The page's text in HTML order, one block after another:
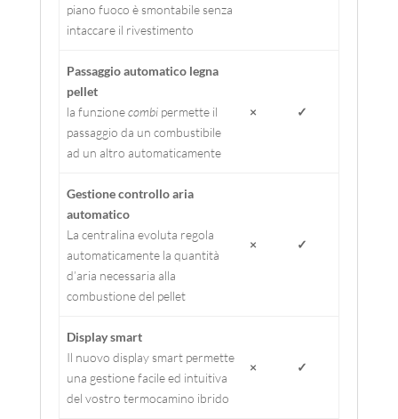
piano fuoco è smontabile senza
intaccare il rivestimento
Passaggio automatico legna
pellet
la funzionecombi permette il
passaggio da un combustibile
ad un altro automaticamente
× ✓
Gestione controllo aria
automatico
La centralina evoluta regola
automaticamente la quantità
d’aria necessaria alla
combustione del pellet
× ✓
Display smart
Il nuovo display smart permette
una gestione facile ed intuitiva
del vostro termocamino ibrido
× ✓